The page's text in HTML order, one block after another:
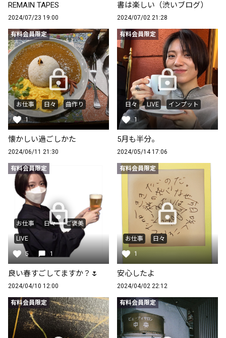
REMAIN TAPES
2024/07/23 19:00
書は楽しい（渋いブログ）
2024/07/02 21:28
有料会員限定
お仕事 日々 曲作り
1
懐かしい過ごしかた
2024/06/11 21:30
有料会員限定
日々 LIVE インプット
1
5月も半分。
2024/05/14 17:06
有料会員限定
お仕事 日々 ご褒美
LIVE
5 1
良い春すごしてますか？🌷
2024/04/10 12:00
有料会員限定
お仕事 日々
1
安心したよ
2024/04/02 22:12
有料会員限定 有料会員限定